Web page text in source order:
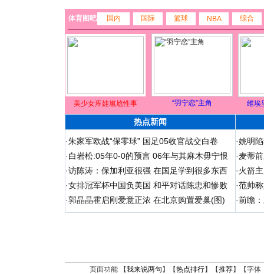
体育图吧 国内 国际 篮球 NBA 综合
美少女库娃尴尬性事 “羽宁恋”主角 维埃
热点新闻
·朱家军欧战“保零球” 国足05收官战交白卷
·白岩松:05年0-0的预言 06年与其麻木毋宁恨
·访陈涛：保加利亚很强 在国足学到很多东西
·女排冠军杯中国负美国 和平对话陈忠和惨败
·郭晶晶霍启刚爱意正浓 在北京购置爱巢(图)
·姚明
·麦蒂
·火箭
·范帅
·前瞻
页面功能 【我来说两句 】【热点排行】【推荐】【字体